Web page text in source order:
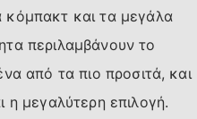
κόμπακτ και τα μεγάλα
περιλαμβάνουν το
από τα πιο προσιτά, και
η μεγαλύτερη επιλογή.